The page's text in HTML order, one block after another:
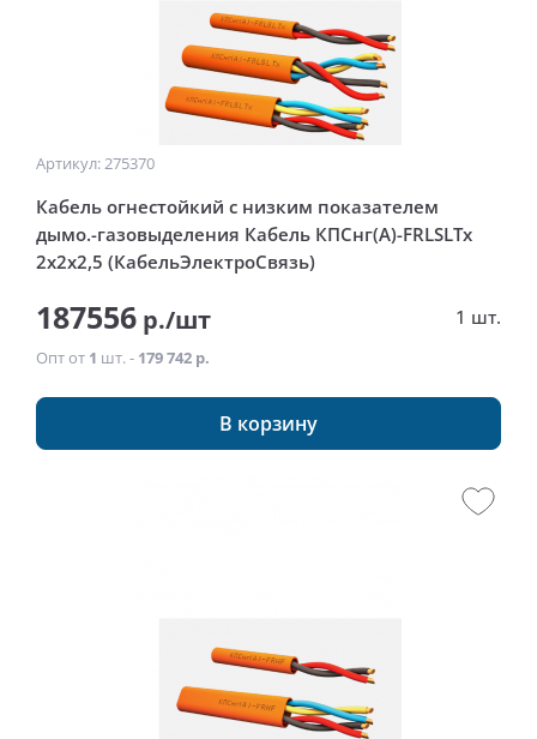
Артикул: 275370
Кабель огнестойкий с низким показателем
дымо.-газовыделения Кабель КПСнг(А)-FRLSLTx
2x2x2,5 (КабельЭлектроСвязь)
187556 р./шт 1 шт.
Опт от 1 шт. - 179 742 р.
В корзину